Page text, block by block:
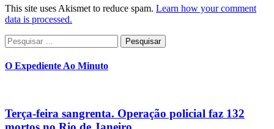
This site uses Akismet to reduce spam. Learn how your comment
data is processed.
Pesquisar
por:
O Expediente Ao Minuto
Terça-feira sangrenta. Operação policial faz 132